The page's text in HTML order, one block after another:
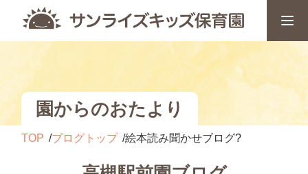
園からのおたより
TOP ブログトップ 絵本読み聞かせブログ?